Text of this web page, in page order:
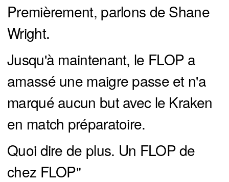
Premièrement, parlons de Shane
Wright.
Jusqu'à maintenant, le FLOP a
amassé une maigre passe et n'a
marqué aucun but avec le Kraken
en match préparatoire.
Quoi dire de plus. Un FLOP de
chez FLOP"